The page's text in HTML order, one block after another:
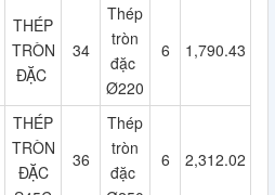
THÉP
TRÒN
ĐẶC
34
Thép
tròn
đặc
Ø220
6 1,790.43
THÉP
TRÒN
ĐẶC
36
Thép
tròn
đặc
6 2,312.02